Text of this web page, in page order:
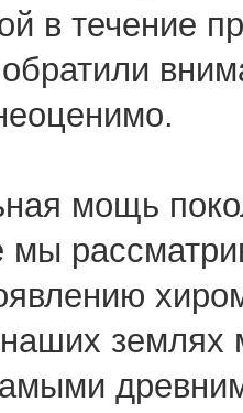
в течение
мощь
мы
землях